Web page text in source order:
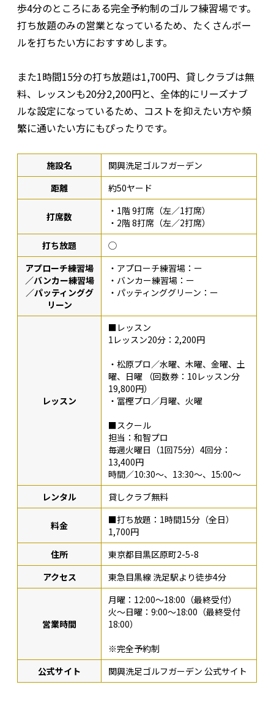
歩4分のところにある完全予約制のゴルフ練習場です。
打ち放題のみの営業となっているため、たくさんボー
ルを打ちたい方におすすめします。
また1時間15分の打ち放題は1,700円、貸しクラブは無
料、レッスンも20分2,200円と、全体的にリーズナブ
ルな設定になっているため、コストを抑えたい方や頻
繁に通いたい方にもぴったりです。
施設名
関興洗足ゴルフガーデン
距離
約50ヤード
打席数
・1階 9打席（左／1打席）
・2階 8打席（左／2打席）
打ち放題
◯
アプローチ練習場
／バンカー練習場
／パッティンググ
リーン
・アプローチ練習場：ー
・バンカー練習場：ー
・パッティンググリーン：ー
レッスン
■レッスン
1レッスン20分：2,200円
・松原プロ／水曜、木曜、金曜、土
曜、日曜 （回数券：10レッスン分
19,800円）
・冨樫プロ／月曜、火曜
■スクール
担当：和智プロ
毎週火曜日（1回75分）4回分：
13,400円
時間／10:30〜、13:30〜、15:00〜
レンタル
貸しクラブ無料
料金
■打ち放題：1時間15分（全日）
1,700円
住所
東京都目黒区原町2-5-8
アクセス
東急目黒線 洗足駅より徒歩4分
営業時間
月曜：12:00〜18:00（最終受付）
火〜日曜：9:00〜18:00（最終受付
18:00）
※完全予約制
公式サイト
関興洗足ゴルフガーデン 公式サイト